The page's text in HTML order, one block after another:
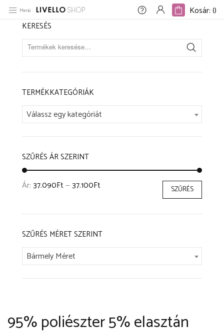
Kosár: ()
Menü Kosár: ()
Kezdőlap / Részletes információ termék 95% poliészter 5% elasztán
KERESÉS
TERMÉKKATEGÓRIÁK
Válassz egy kategóriát
SZŰRÉS ÁR SZERINT
SZŰRÉS
Ár:37.090Ft—37.100Ft
SZŰRÉS MÉRET SZERINT
Bármely Méret
95% poliészter 5% elasztán